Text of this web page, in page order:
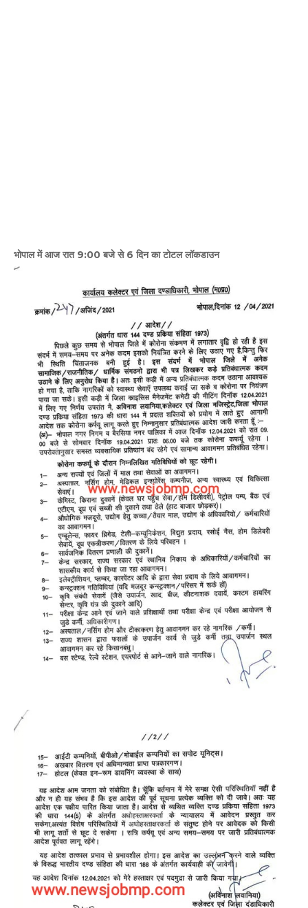
भोपाल में आज रात 9:00 बजे से 6 दिन का टोटल लॉकडाउन